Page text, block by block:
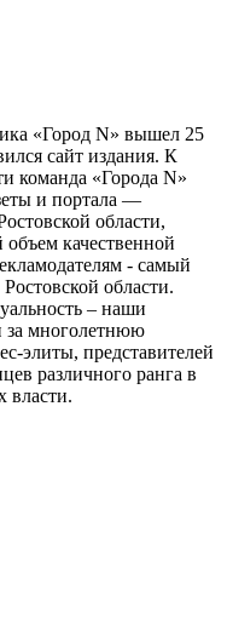
«Город N» вышел 25
сайт издания. К
команда «Города N»
и портала —
области,
качественной
- самый
области.
– наши
за многолетнюю
элиты, представителей
различного ранга в
власти.